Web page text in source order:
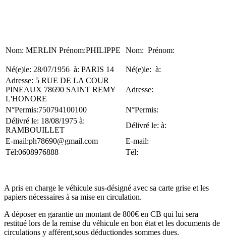
Nom: MERLIN Prénom:PHILIPPE Nom: Prénom:
Né(e)le: 28/07/1956 à: PARIS 14
Né(e)le: à:
Adresse: 5 RUE DE LA COUR
PINEAUX 78690 SAINT REMY
L'HONORE
Adresse:
N°Permis:750794100100
N°Permis:
Délivré le: 18/08/1975 à:
RAMBOUILLET
Délivré le: à:
E-mail:ph78690@gmail.com
E-mail:
Tél:0608976888
Tél:
A pris en charge le véhicule sus-désigné avec sa carte grise et les
papiers nécessaires à sa mise en circulation.
A déposer en garantie un montant de 800€ en CB qui lui sera
restitué lors de la remise du véhicule en bon état et les documents de
circulations y afférent,sous déductiondes sommes dues.